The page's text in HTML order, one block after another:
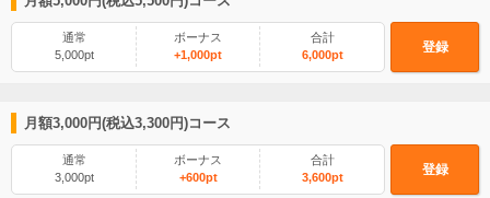
通常
5,000pt
ボーナス
+1,000pt
合計
6,000pt
登録
月額3,000円(税込3,300円)コース
通常
3,000pt
ボーナス
+600pt
合計
3,600pt
登録